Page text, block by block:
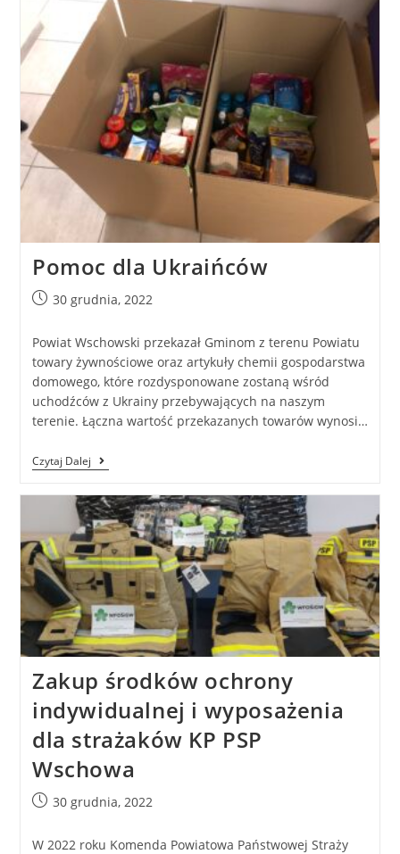
Pomoc dla Ukraińców
30 grudnia, 2022
Powiat Wschowski przekazał Gminom z terenu Powiatu
towary żywnościowe oraz artykuły chemii gospodarstwa
domowego, które rozdysponowane zostaną wśród
uchodźców z Ukrainy przebywających na naszym
terenie. Łączna wartość przekazanych towarów wynosi…
Czytaj Dalej
Zakup środków ochrony
indywidualnej i wyposażenia
dla strażaków KP PSP
Wschowa
30 grudnia, 2022
W 2022 roku Komenda Powiatowa Państwowej Straży